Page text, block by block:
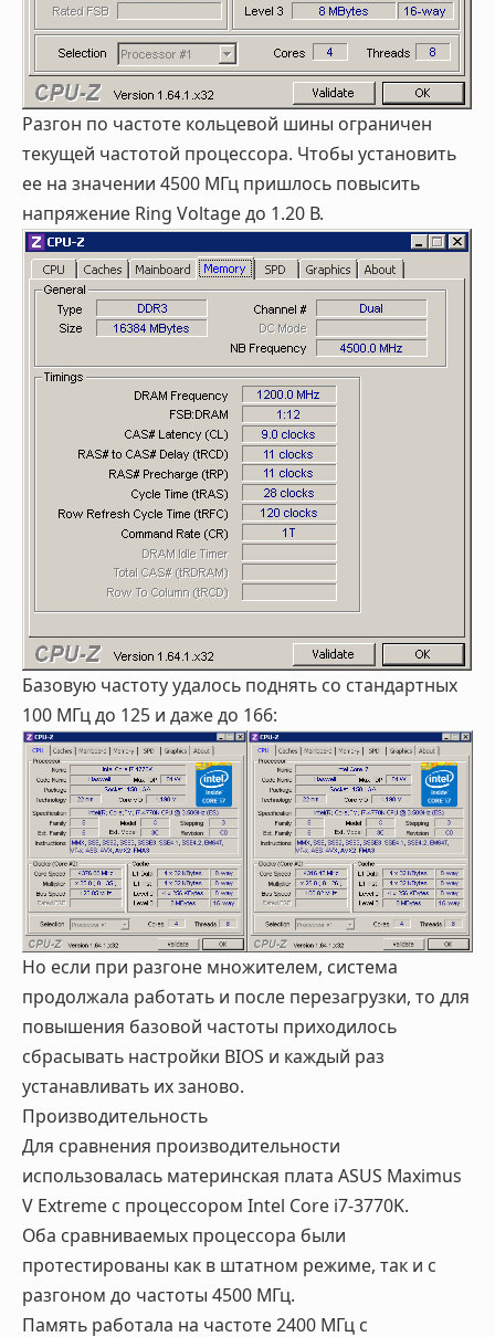
Разгон по частоте кольцевой шины ограничен
текущей частотой процессора. Чтобы установить
ее на значении 4500 МГц пришлось повысить
напряжение Ring Voltage до 1.20 В.
Базовую частоту удалось поднять со стандартных
100 МГц до 125 и даже до 166:
Но если при разгоне множителем, система
продолжала работать и после перезагрузки, то для
повышения базовой частоты приходилось
сбрасывать настройки BIOS и каждый раз
устанавливать их заново.
Производительность
Для сравнения производительности
использовалась материнская плата ASUS Maximus
V Extreme с процессором Intel Core i7-3770K.
Оба сравниваемых процессора были
протестированы как в штатном режиме, так и с
разгоном до частоты 4500 МГц.
Память работала на частоте 2400 МГц с